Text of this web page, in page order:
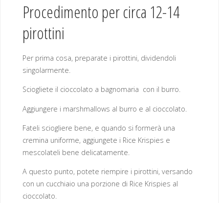
Procedimento per circa 12-14
pirottini
Per prima cosa, preparate i pirottini, dividendoli
singolarmente.
Sciogliete il cioccolato a bagnomaria con il burro.
Aggiungere i marshmallows al burro e al cioccolato.
Fateli sciogliere bene, e quando si formerà una
cremina uniforme, aggiungete i Rice Krispies e
mescolateli bene delicatamente.
A questo punto, potete riempire i pirottini, versando
con un cucchiaio una porzione di Rice Krispies al
cioccolato.